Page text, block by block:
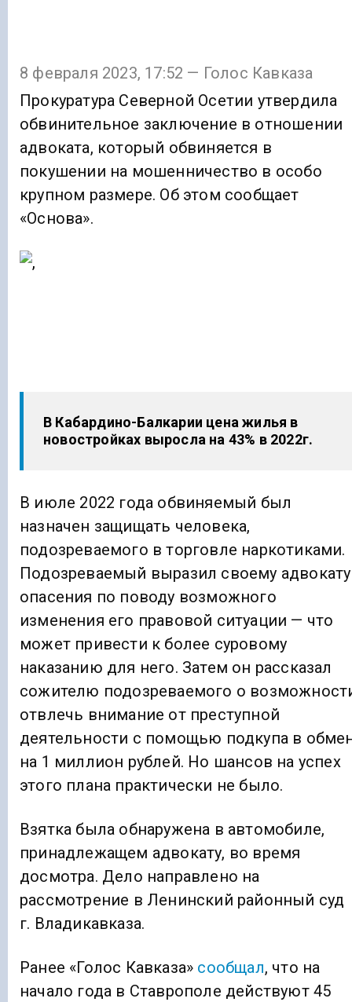
8 февраля 2023, 17:52 — Голос Кавказа
Прокуратура Северной Осетии утвердила
обвинительное заключение в отношении
адвоката, который обвиняется в
покушении на мошенничество в особо
крупном размере. Об этом сообщает
«Основа».
В Кабардино-Балкарии цена жилья в
новостройках выросла на 43% в 2022г.
В июле 2022 года обвиняемый был
назначен защищать человека,
подозреваемого в торговле наркотиками.
Подозреваемый выразил своему адвокату
опасения по поводу возможного
изменения его правовой ситуации — что
может привести к более суровому
наказанию для него. Затем он рассказал
сожителю подозреваемого о
отвлечь внимание от преступной
деятельности с помощью подкупа в
на 1 миллион рублей. Но шансов на успех
этого плана практически не было.
Взятка была обнаружена в автомобиле,
принадлежащем адвокату, во время
досмотра. Дело направлено на
рассмотрение в Ленинский районный суд
г. Владикавказа.
Ранее «Голос Кавказа» сообщал, что на
начало года в Ставрополе действуют 45